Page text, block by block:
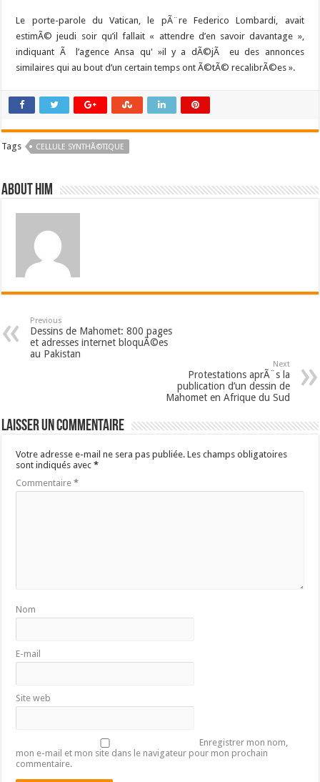
Le porte-parole du Vatican, le pÃ¨re Federico Lombardi, avait
estimÃ© jeudi soir qu’il fallait « attendre d’en savoir davantage »,
indiquant Ã l’agence Ansa qu' »il y a dÃ©jÃ eu des annonces
similaires qui au bout d’un certain temps ont Ã©tÃ© recalibrÃ©es ».
Tags CELLULE SYNTHÃ©TIQUE
About him
Previous
Dessins de Mahomet: 800 pages
et adresses internet bloquÃ©es
au Pakistan
Next
Protestations aprÃ¨s la
publication d’un dessin de
Mahomet en Afrique du Sud
Laisser un commentaire
Votre adresse e-mail ne sera pas publiée. Les champs obligatoires
sont indiqués avec*
Commentaire*
Nom
E-mail
Site web
Enregistrer mon nom,
mon e-mail et mon site dans le navigateur pour mon prochain
commentaire.